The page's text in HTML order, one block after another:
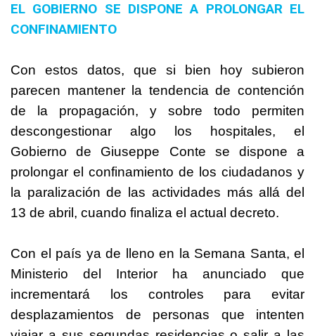
EL GOBIERNO SE DISPONE A PROLONGAR EL
CONFINAMIENTO
Con estos datos, que si bien hoy subieron
parecen mantener la tendencia de contención
de la propagación, y sobre todo permiten
descongestionar algo los hospitales, el
Gobierno de Giuseppe Conte se dispone a
prolongar el confinamiento de los ciudadanos y
la paralización de las actividades más allá del
13 de abril, cuando finaliza el actual decreto.
Con el país ya de lleno en la Semana Santa, el
Ministerio del Interior ha anunciado que
incrementará los controles para evitar
desplazamientos de personas que intenten